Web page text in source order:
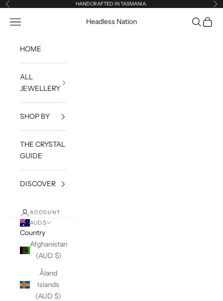
Skip to content
Previous HANDCRAFTED IN TASMANIA.
Headless Nation
Open navigation menu OpenOpen
HOME
ALL
JEWELLERY
SHOP BY
THE CRYSTAL
GUIDE
DISCOVER
ACCOUNT
AUD $
Country
Afghanistan
(AUD $)
Åland
Islands
(AUD $)